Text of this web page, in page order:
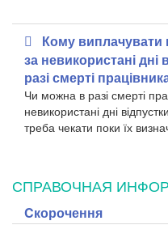
Кому виплачувати
за невикористані дні
разі смерті
Чи можна в разі смерті
невикористані дні
треба чекати поки їх
СПРАВОЧНАЯ
Cкорочення